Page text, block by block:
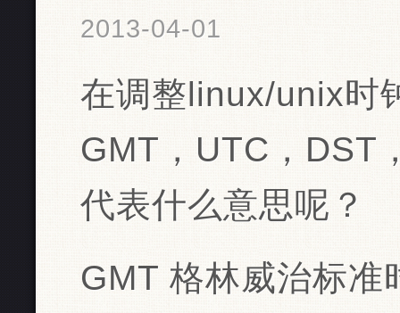
2013-04-01
在调整linux/unix时
GMT，UTC，DST
代表什么意思呢？
GMT 格林威治标